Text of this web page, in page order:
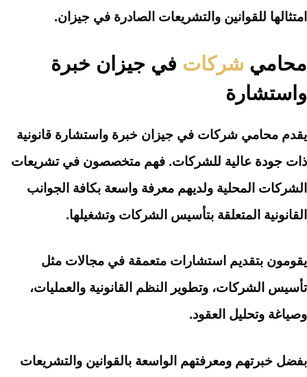
امتثالها للقوانين والتشريعات الصادرة في جيزان.
محامي شركات في جيزان خبرة
واستشارة
يقدم محامي شركات في جيزان خبرة واستشارة قانونية
ذات جودة عالية للشركات. فهم متخصصون في تشريعات
الشركات المحلية ولديهم معرفة واسعة بكافة الجوانب
القانونية المتعلقة بتأسيس الشركات وتشغيلها.
يقومون بتقديم استشارات متعمقة في مجالات مثل
تأسيس الشركات، وتطوير النظم القانونية والعمليات،
وصياغة وتحليل العقود.
بفضل خبرتهم ومعرفتهم الواسعة بالقوانين والتشريعات